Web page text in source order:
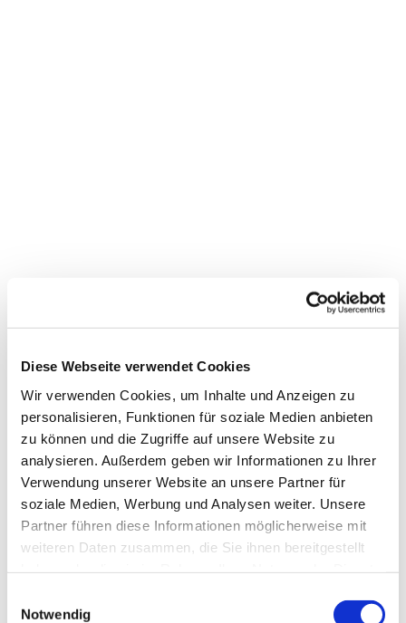
Diese Webseite verwendet Cookies
Wir verwenden Cookies, um Inhalte und Anzeigen zu
personalisieren, Funktionen für soziale Medien anbieten
zu können und die Zugriffe auf unsere Website zu
analysieren. Außerdem geben wir Informationen zu Ihrer
Verwendung unserer Website an unsere Partner für
soziale Medien, Werbung und Analysen weiter. Unsere
Partner führen diese Informationen möglicherweise mit
weiteren Daten zusammen, die Sie ihnen bereitgestellt
Notwendig
Dies könnte Sie auch
interessieren